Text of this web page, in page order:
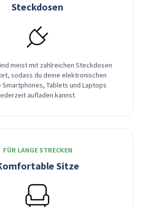
Steckdosen
meist mit zahlreichen Steckdosen
sodass du deine elektronischen
Smartphones, Tablets und Laptops
aufladen kannst.
FÜR LANGE STRECKEN
Sitze